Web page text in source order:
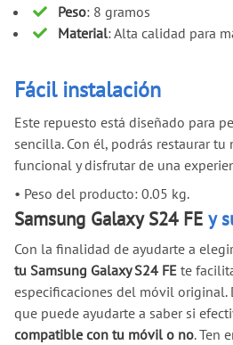
Peso: 8 gramos
Material: Alta calidad para
Fácil instalación
Este repuesto está diseñado para
sencilla. Con él, podrás restaurar
funcional y disfrutar de una
• Peso del producto: 0.05 kg.
Samsung Galaxy S24 FE y
Con la finalidad de ayudarte a
tu Samsung Galaxy S24 FE te
especificaciones del móvil original.
que puede ayudarte a saber si
compatible con tu móvil o no. Ten